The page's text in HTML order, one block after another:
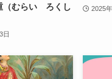
むらい ろくし
日
2025